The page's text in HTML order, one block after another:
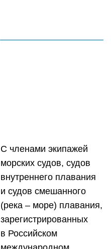
С членами экипажей
морских судов, судов
внутреннего плавания
и судов смешанного
(река – море) плавания,
зарегистрированных
в Российском